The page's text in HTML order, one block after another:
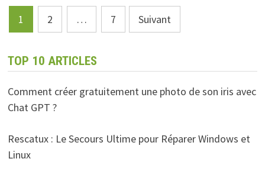
Pagination
des
publications
1 2 … 7 Suivant
TOP 10 ARTICLES
Comment créer gratuitement une photo de son iris avec
Chat GPT ?
Rescatux : Le Secours Ultime pour Réparer Windows et
Linux